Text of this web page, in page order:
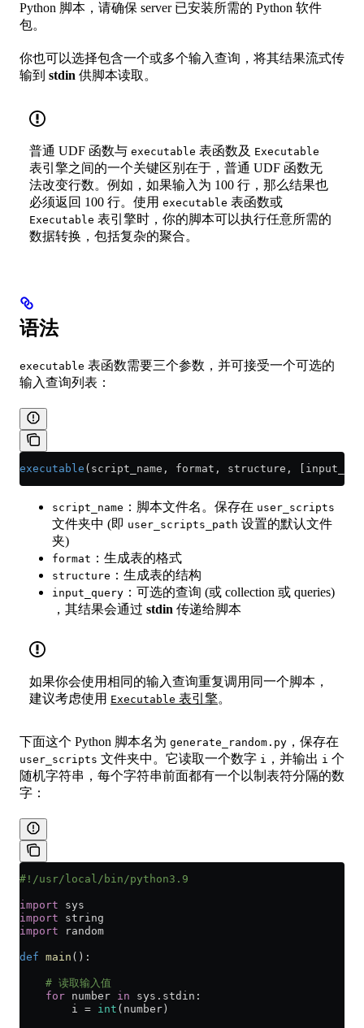
Python 脚本，请确保 server 已安装所需的 Python 软件
包。
你也可以选择包含一个或多个输入查询，将其结果流式传
输到 stdin 供脚本读取。
普通 UDF 函数与 executable 表函数及 Executable
表引擎之间的一个关键区别在于，普通 UDF 函数无
法改变行数。例如，如果输入为 100 行，那么结果也
必须返回 100 行。使用 executable 表函数或
Executable 表引擎时，你的脚本可以执行任意所需的
数据转换，包括复杂的聚合。
语法
executable 表函数需要三个参数，并可接受一个可选的
输入查询列表：
executable (script_name, format, structure,
script_name ：脚本文件名。保存在 user_scripts
文件夹中 (即 user_scripts_path 设置的默认文件
夹)
format ：生成表的格式
structure ：生成表的结构
input_query ：可选的查询 (或 collection 或 queries)
，其结果会通过 stdin 传递给脚本
如果你会使用相同的输入查询重复调用同一个脚本，
建议考虑使用 Executable 表引擎。
下面这个 Python 脚本名为 generate_random.py ，保存在
user_scripts 文件夹中。它读取一个数字 i ，并输出 i 个
随机字符串，每个字符串前面都有一个以制表符分隔的数
字：
#!/usr/local/bin/python3.9
import sys
import string
import random
def main ():
    # 读取输入值
    for
number in sys.stdin:
        i
= int (number)